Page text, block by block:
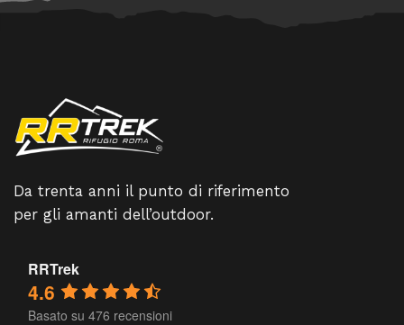
Da trenta anni il punto di riferimento
per gli amanti dell’outdoor.
RRTrek
4.6
Basato su 476 recensioni